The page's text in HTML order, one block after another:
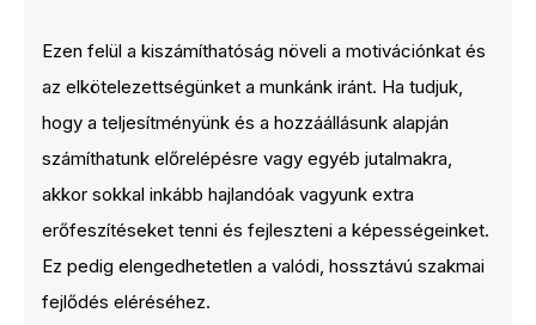
Ezen felül a kiszámíthatóság növeli a motivációnkat és
az elkötelezettségünket a munkánk iránt. Ha tudjuk,
hogy a teljesítményünk és a hozzáállásunk alapján
számíthatunk előrelépésre vagy egyéb jutalmakra,
akkor sokkal inkább hajlandóak vagyunk extra
erőfeszítéseket tenni és fejleszteni a képességeinket.
Ez pedig elengedhetetlen a valódi, hossztávú szakmai
fejlődés eléréséhez.